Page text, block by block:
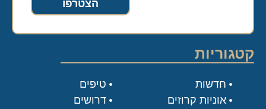
הצטרפו
קטגוריות
טיפים
דרושים
חדשות
אוניות קרוזים